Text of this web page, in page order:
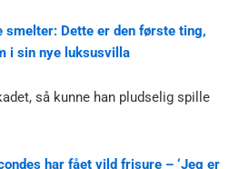
smelter: Dette er den første ting,
i sin nye luksusvilla
så kunne han pludselig spille
har fået vild frisure – ‘Jeg er